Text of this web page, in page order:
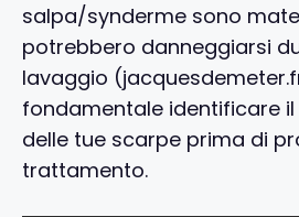
salpa/synderme sono
potrebbero danneggiarsi
lavaggio
fondamentale identificare
delle tue scarpe prima di
trattamento.